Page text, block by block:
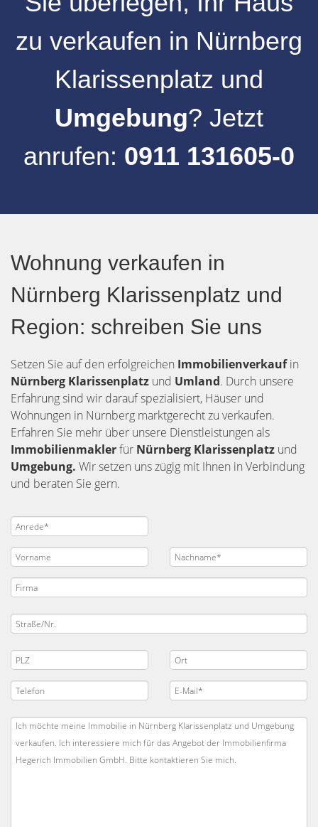
zu verkaufen in Nürnberg
Klarissenplatz und
Umgebung? Jetzt
anrufen: 0911 131605-0
Wohnung verkaufen in
Nürnberg Klarissenplatz und
Region: schreiben Sie uns
Setzen Sie auf den erfolgreichen Immobilienverkaufin
Nürnberg Klarissenplatz und Umland. Durch unsere
Erfahrung sind wir darauf spezialisiert, Häuser und
Wohnungen in Nürnberg marktgerecht zu verkaufen.
Erfahren Sie mehr über unsere Dienstleistungen als
Immobilienmaklerfür Nürnberg Klarissenplatz und
Umgebung. Wir setzen uns zügig mit Ihnen in Verbindung
und beraten Sie gern.